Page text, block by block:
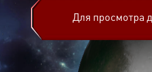
Для просмотра